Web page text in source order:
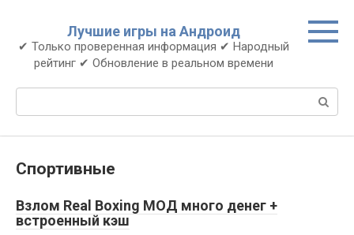
контенту
Лучшие игры на Андроид
✔ Только проверенная информация ✔ Народный
рейтинг ✔ Обновление в реальном времени
Спортивные
Взлом Real Boxing МОД много денег +
встроенный кэш